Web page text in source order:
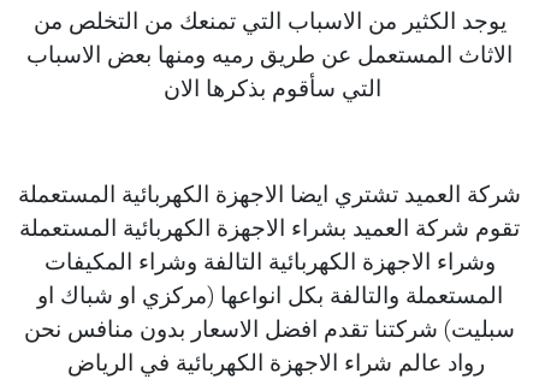
يوجد الكثير من الاسباب التي تمنعك من التخلص من
الاثاث المستعمل عن طريق رميه ومنها بعض الاسباب
التي سأقوم بذكرها الان
شركة العميد تشتري ايضا الاجهزة الكهربائية المستعملة
تقوم شركة العميد بشراء الاجهزة الكهربائية المستعملة
وشراء الاجهزة الكهربائية التالفة وشراء المكيفات
المستعملة والتالفة بكل انواعها (مركزي او شباك او
سبليت) شركتنا تقدم افضل الاسعار بدون منافس نحن
رواد عالم شراء الاجهزة الكهربائية في الرياض